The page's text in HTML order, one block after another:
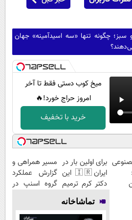
سبز؛ چگونه تنها «سه اسیدآمینه» جهان
میخ کوب دستی فقط تا آخر
امروز حراج خورد!🔥
خرید با تخفیف
برای اولین بار در
ایران🇮🇷 این
دکتر کرم ترمیم
کننده 23 روزه
ساخت!
مسیر همراهی و
گزارش عملکرد
گروه اسنپ در
تماشاخانه